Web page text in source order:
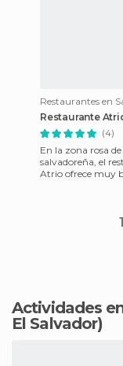
Restaurante
(4)
En la zona rosa
salvadoreña, el
Atrio ofrece muy
1
Actividades
El Salvador)